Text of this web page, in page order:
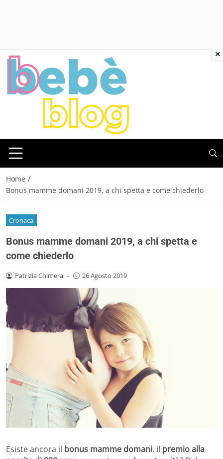
Home /
Bonus mamme domani 2019, a chi spetta e come chiederlo
Cronaca
Bonus mamme domani 2019, a chi spetta e
come chiederlo
Patrizia Chimera - 26 Agosto 2019
Esiste ancora il bonus mamme domani, il premio alla
×